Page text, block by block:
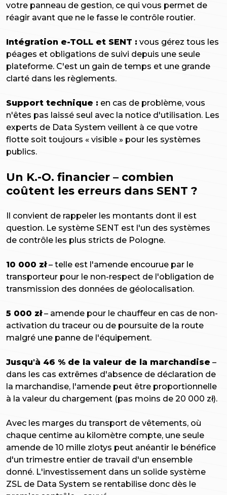
votre panneau de gestion, ce qui vous permet de
réagir avant que ne le fasse le contrôle routier.
Intégration e-TOLL et SENT : vous gérez tous les
péages et obligations de suivi depuis une seule
plateforme. C'est un gain de temps et une grande
clarté dans les règlements.
Support technique : en cas de problème, vous
n'êtes pas laissé seul avec la notice d'utilisation. Les
experts de Data System veillent à ce que votre
flotte soit toujours « visible » pour les systèmes
publics.
Un K.-O. financier – combien
coûtent les erreurs dans SENT ?
Il convient de rappeler les montants dont il est
question. Le système SENT est l'un des systèmes
de contrôle les plus stricts de Pologne.
10 000 zł– telle est l'amende encourue par le
transporteur pour le non-respect de l'obligation de
transmission des données de géolocalisation.
5 000 zł– amende pour le chauffeur en cas de non-
activation du traceur ou de poursuite de la route
malgré une panne de l'équipement.
Jusqu'à 46 % de la valeur de la marchandise –
dans les cas extrêmes d'absence de déclaration de
la marchandise, l'amende peut être proportionnelle
à la valeur du chargement (pas moins de 20 000 zł).
Avec les marges du transport de vêtements, où
chaque centime au kilomètre compte, une seule
amende de 10 mille zlotys peut anéantir le bénéfice
d'un trimestre entier de travail d'un ensemble
donné. L'investissement dans un solide système
ZSL de Data System se rentabilise donc dès le